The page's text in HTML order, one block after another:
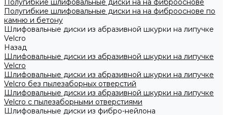
Полугибкие шлифовальные диски на на фиброоснове
Полугибкие шлифовальные диски на на фиброоснове по
камню и бетону
Шлифовальные диски из абразивной шкурки на липучке
Velcro
Назад
Шлифовальные диски из абразивной шкурки на липучке
Velcro
Шлифовальные диски из абразивной шкурки на липучке
Velcro без пылезаборных отверстий
Шлифовальные диски из абразивной шкурки на липучке
Velcro с пылезаборными отверстиями
Шлифовальные диски из фибро-нейлона